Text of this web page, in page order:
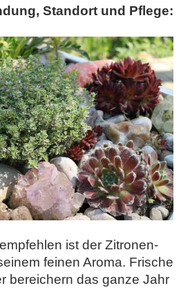
Standort und Pflege:
ist der Zitronen-
feinen Aroma. Frische
bereichern das ganze Jahr